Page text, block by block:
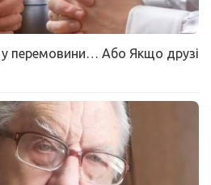
у перемовини… Або Якщо друзі